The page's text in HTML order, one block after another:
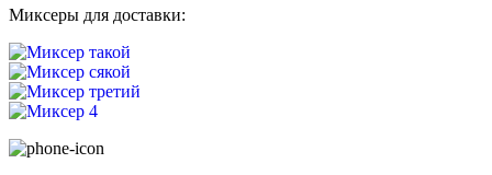
Миксеры для доставки: